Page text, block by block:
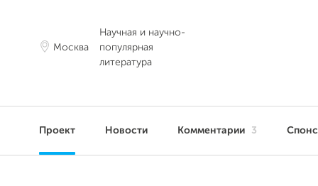
Москва
Научная и научно-
популярная
литература
Проект Новости Комментарии 3